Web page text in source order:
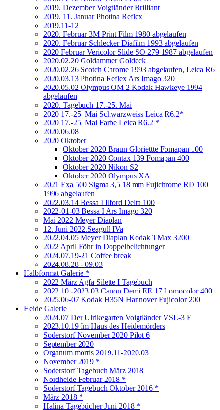
2019. Dezember Voigtländer Brilliant
2019. 11. Januar Photina Reflex
2019.11-12
2020. Februar 3M Print Film 1980 abgelaufen
2020. Februar Schlecker Diafilm 1993 abgelaufen
2020 Februar Vericolor Slide SO 279 1987 abgelaufen
2020.02.20 Goldammer Goldeck
2020.02.26 Scotch Chrome 1993 abgelaufen, Leica R6
2020.03.13 Photina Reflex Ars Imago 320
2020.05.02 Olympus OM 2 Kodak Hawkeye 1994
abgelaufen
2020. Tagebuch 17.-25. Mai
2020 17.-25. Mai Schwarzweiss Leica R6.2*
2020 17.-25. Mai Farbe Leica R6.2 *
2020.06.08
2020 Oktober
Oktober 2020 Braun Gloriettte Fomapan 100
Oktober 2020 Contax 139 Fomapan 400
Oktober 2020 Nikon S2
Oktober 2020 Olympus XA
2021 Exa 500 Sigma 3,5 18 mm Fujichrome RD 100
1996 abgelaufen
2022.03.14 Bessa I Ilford Delta 100
2022-01-03 Bessa I Ars Imago 320
Mai 2022 Meyer Diaplan
12. Juni 2022.Seagull IVa
2022.04.05 Meyer Diaplan Kodak TMax 3200
2022 April Föhr in Doppelbelichtungen
2024.07.19-21 Coffee break
2024.08.28 - 09.03
Halbformat Galerie *
2022 März Agfa Silette I Tagebuch
2022.10.-2023.03 Canon Demi EE 17 Lomocolor 400
2025.06-07 Kodak H35N Hannover Fujicolor 200
Heide Galerie
2024.07 Der Ulrikegarten Voigtländer VSL-3 E
2023.10.19 Im Haus des Heidemörders
Soderstorf November 2020 Pilot 6
September 2020
Organum mortis 2019.11-2020.03
November 2019 *
Soderstorf Tagebuch März 2018
Nordheide Februar 2018 *
Soderstorf Tagebuch Oktober 2016 *
März 2018 *
Halina Tagebücher Juni 2018 *